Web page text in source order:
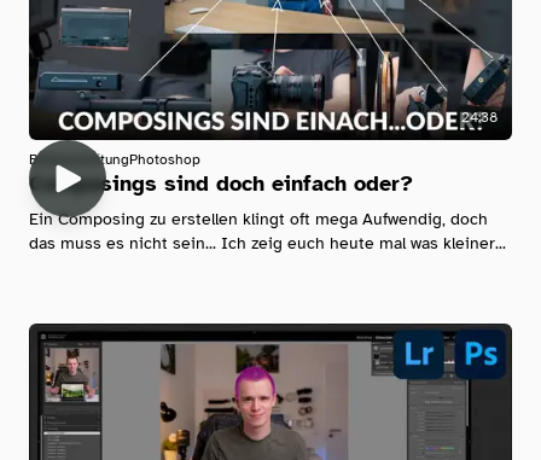
24:38
BildbearbeitungPhotoshop
Composings sind doch einfach oder?
Ein Composing zu erstellen klingt oft mega Aufwendig, doch
das muss es nicht sein... Ich zeig euch heute mal was kleiner...